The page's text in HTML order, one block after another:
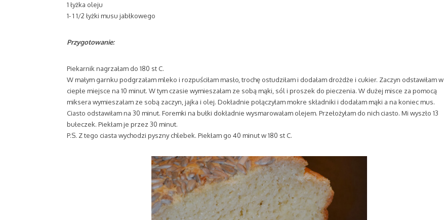
1 łyżka oleju
1- 1 1/2 łyżki musu jabłkowego
Przygotowanie:
Piekarnik nagrzałam do 180 st C.
W małym garnku podgrzałam mleko i rozpuściłam masło, trochę ostudziłam i dodałam drożdże i cukier. Zaczyn odstawiłam w
ciepłe miejsce na 10 minut. W tym czasie wymieszałam ze sobą mąki, sól i proszek do pieczenia. W dużej misce za pomocą
miksera wymieszałam ze sobą zaczyn, jajka i olej. Dokładnie połączyłam mokre składniki i dodałam mąki a na koniec mus.
Ciasto odstawiłam na 30 minut. Foremki na bułki dokładnie wysmarowałam olejem. Przełożyłam do nich ciasto. Mi wyszło 13
bułeczek. Piekłam je przez 30 minut.
P.S. Z tego ciasta wychodzi pyszny chlebek. Piekłam go 40 minut w 180 st C.